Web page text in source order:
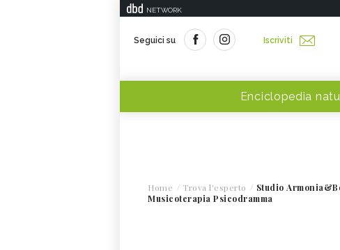
NETWORK
Seguici su Iscriviti
Enciclopedia
Home Trova l'esperto
Studio
Musicoterapia Psicodramma